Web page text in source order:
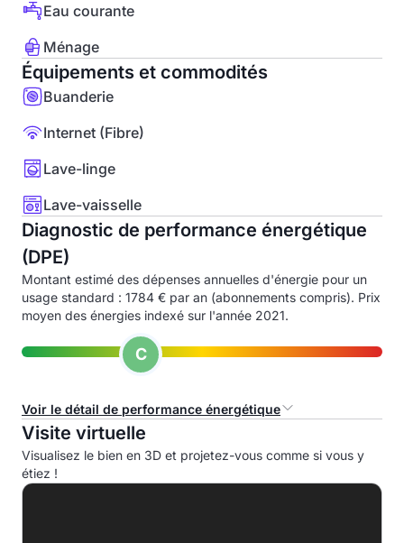
Eau courante
Ménage
Équipements et commodités
Buanderie
Internet (Fibre)
Lave-linge
Lave-vaisselle
Diagnostic de performance énergétique
(DPE)
Montant estimé des dépenses annuelles d'énergie pour un
usage standard : 1784 € par an (abonnements compris). Prix
moyen des énergies indexé sur l'année 2021.
C
Voir le détail de performance énergétique
Consommation d'énergie primaire (CEP)
A
Visite virtuelle
Visualisez le bien en 3D et projetez-vous comme si vous y
étiez !